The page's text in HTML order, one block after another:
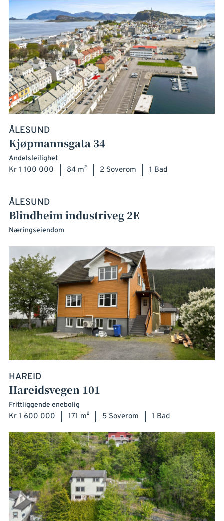
ÅLESUND
Kjøpmannsgata 34
Andelsleilighet
Kr 1 100 000 84 m² 2 Soverom 1 Bad
ÅLESUND
Blindheim industriveg 2E
Næringseiendom
HAREID
Hareidsvegen 101
Frittliggende enebolig
Kr 1 600 000 171 m² 5 Soverom 1 Bad